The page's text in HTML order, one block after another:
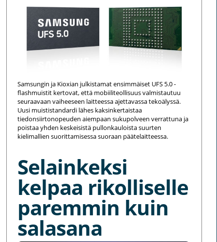
Samsungin ja Kioxian julkistamat ensimmäiset UFS 5.0 -
flashmuistit kertovat, että mobiiliteollisuus valmistautuu
seuraavaan vaiheeseen laitteessa ajettavassa tekoälyssä.
Uusi muististandardi lähes kaksinkertaistaa
tiedonsiirtonopeuden aiempaan sukupolveen verrattuna ja
poistaa yhden keskeisistä pullonkauloista suurten
kielimallien suorittamisessa suoraan päätelaitteessa.
Selainkeksi
kelpaa rikolliselle
paremmin kuin
salasana